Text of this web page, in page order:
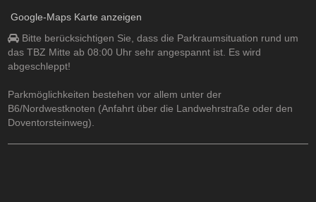
Google-Maps Karte anzeigen
Bitte berücksichtigen Sie, dass die Parkraumsituation rund um
das TBZ Mitte ab 08:00 Uhr sehr angespannt ist. Es wird
abgeschleppt!
Parkmöglichkeiten bestehen vor allem unter der
B6/Nordwestknoten (Anfahrt über die Landwehrstraße oder den
Doventorsteinweg).